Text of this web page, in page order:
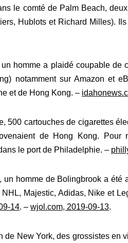
le comté de Palm Beach,
Hublots et Richard Milles).
un homme a plaidé coupable
notamment sur Amazon et
et de Hong Kong. –
500 cartouches de cigarettes
de Hong Kong.
le port de Philadelphie. –
un homme de Bolingbrook a été
Majestic, Adidas, Nike et
14. –wjol.com, 2019-09-13.
de New York, des grossistes en